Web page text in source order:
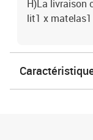
H)La livraison
lit1 x